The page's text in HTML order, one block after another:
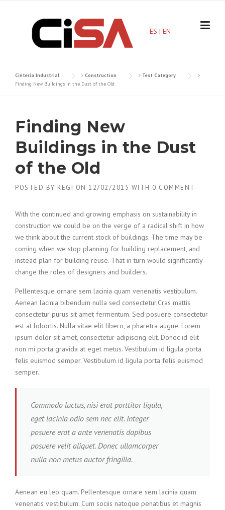
ES |EN
Cinteria Industrial > Construction > Test Category
>
Finding New Buildings in the Dust of the Old
Finding New
Buildings in the Dust
of the Old
POSTED BY REGI ON 12/02/2015 WITH 0 COMMENT
With the continued and growing emphasis on sustainability in
construction we could be on the verge of a radical shift in how
we think about the current stock of buildings. The time may be
coming when we stop planning for building replacement, and
instead plan for building reuse. That in turn would significantly
change the roles of designers and builders.
Pellentesque ornare sem lacinia quam venenatis vestibulum.
Aenean lacinia bibendum nulla sed consectetur.Cras mattis
consectetur purus sit amet fermentum. Sed posuere consectetur
est at lobortis. Nulla vitae elit libero, a pharetra augue. Lorem
ipsum dolor sit amet, consectetur adipiscing elit. Donec id elit
non mi porta gravida at eget metus. Vestibulum id ligula porta
felis euismod semper. Vestibulum id ligula porta felis euismod
semper.
Commodo luctus, nisi erat porttitor ligula,
eget lacinia odio sem nec elit. Integer
posuere erat a ante venenatis dapibus
posuere velit aliquet. Donec ullamcorper
nulla non metus auctor fringilla.
Aenean eu leo quam. Pellentesque ornare sem lacinia quam
venenatis vestibulum. Cum sociis natoque penatibus et magnis